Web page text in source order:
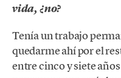
vida, ¿no?
Tenía un trabajo
quedarme ahí por el
entre cinco y siete